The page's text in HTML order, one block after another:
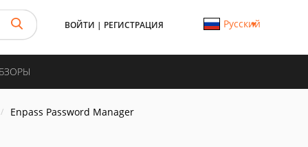
ВОЙТИ | РЕГИСТРАЦИЯ Русский
Enpass Password Manager